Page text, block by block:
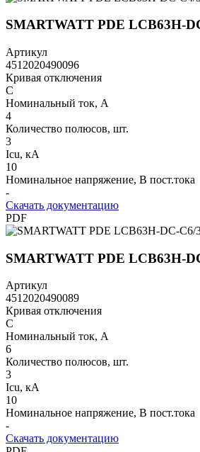
SMARTWATT PDE LCB63H-
Артикул
4512020490096
Кривая отключения
C
Номинальный ток, А
4
Количество полюсов, шт.
3
Icu, кА
10
Номинальное напряжение, В пост.тока
-
Скачать документацию
PDF
SMARTWATT PDE LCB63H-
Артикул
4512020490089
Кривая отключения
C
Номинальный ток, А
6
Количество полюсов, шт.
3
Icu, кА
10
Номинальное напряжение, В пост.тока
-
Скачать документацию